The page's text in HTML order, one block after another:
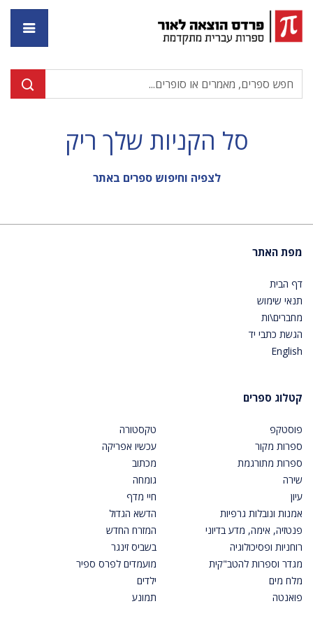
סל הקניות שלך ריק
לצפיה וחיפוש ספרים באתר
מפת האתר
דף הבית
תנאי שימוש
מחברים\ות
הגשת כתבי יד
English
קטלוג ספרים
פוסטקפ
ספרות מקור
ספרות מתורגמת
שירה
עיון
אמנות ונובלות גרפיות
פנטזיה, אימה, מדע בדיוני
רוחניות ופסיכולוגיה
מגדר וספרות להטב"קית
מלח מים
פואנטה
טקסטורה
עכשיו אפריקה
מכתוב
גומחה
חיי מדף
הדשא הגדול
המזרח החדש
בשביס זינגר
מועמדים לפרס ספיר
ילדים
תמונע